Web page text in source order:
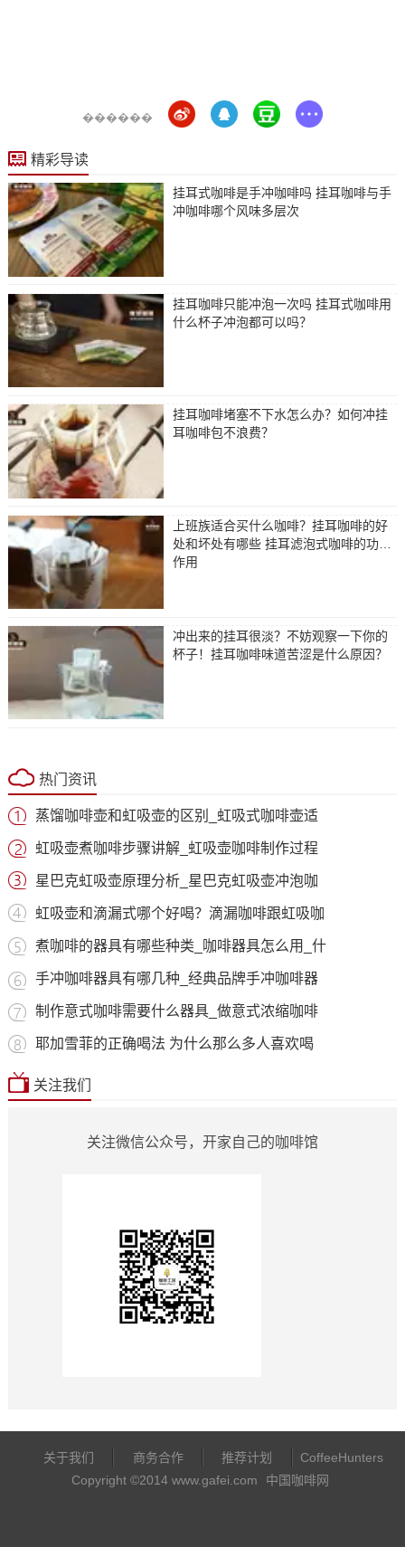
������
精彩导读
挂耳式咖啡是手冲咖啡吗 挂耳咖啡与手
冲咖啡哪个风味多层次
挂耳咖啡只能冲泡一次吗 挂耳式咖啡用
什么杯子冲泡都可以吗？
挂耳咖啡堵塞不下水怎么办？如何冲挂
耳咖啡包不浪费？
上班族适合买什么咖啡？挂耳咖啡的好
处和坏处有哪些 挂耳滤泡式咖啡的功效
作用
冲出来的挂耳很淡？不妨观察一下你的
杯子！挂耳咖啡味道苦涩是什么原因？
热门资讯
蒸馏咖啡壶和虹吸壶的区别_虹吸式咖啡壶适
虹吸壶煮咖啡步骤讲解_虹吸壶咖啡制作过程
星巴克虹吸壶原理分析_星巴克虹吸壶冲泡咖
虹吸壶和滴漏式哪个好喝？滴漏咖啡跟虹吸咖
煮咖啡的器具有哪些种类_咖啡器具怎么用_什
手冲咖啡器具有哪几种_经典品牌手冲咖啡器
制作意式咖啡需要什么器具_做意式浓缩咖啡
耶加雪菲的正确喝法 为什么那么多人喜欢喝
关注我们
关注微信公众号，开家自己的咖啡馆
关于我们 商务合作 推荐计划
CoffeeHunters
Copyright ©2014 www.gafei.com
中国咖啡网